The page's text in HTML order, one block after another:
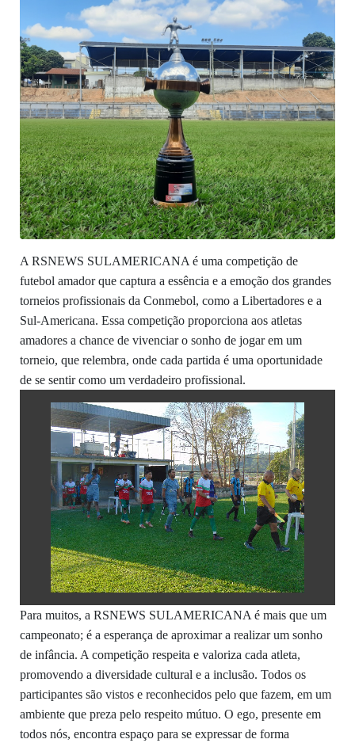
A RSNEWS SULAMERICANA é uma competição de
futebol amador que captura a essência e a emoção dos grandes
torneios profissionais da Conmebol, como a Libertadores e a
Sul-Americana. Essa competição proporciona aos atletas
amadores a chance de vivenciar o sonho de jogar em um
torneio, que relembra, onde cada partida é uma oportunidade
de se sentir como um verdadeiro profissional.
Para muitos, a RSNEWS SULAMERICANA é mais que um
campeonato; é a esperança de aproximar a realizar um sonho
de infância. A competição respeita e valoriza cada atleta,
promovendo a diversidade cultural e a inclusão. Todos os
participantes são vistos e reconhecidos pelo que fazem, em um
ambiente que preza pelo respeito mútuo. O ego, presente em
todos nós, encontra espaço para se expressar de forma